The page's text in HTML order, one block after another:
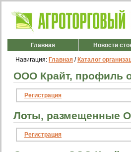
Главная Новости
Навигация: Главная / Каталог
ООО Крайт, профиль
Регистрация
Лоты, размещенные
Регистрация